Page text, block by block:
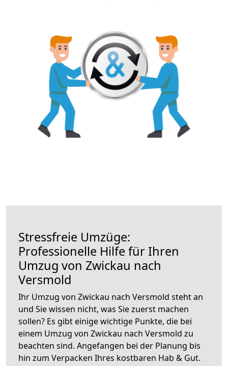
Stressfreie Umzüge:
Professionelle Hilfe für Ihren
Umzug von Zwickau nach
Versmold
Ihr Umzug von Zwickau nach Versmold steht an
und Sie wissen nicht, was Sie zuerst machen
sollen? Es gibt einige wichtige Punkte, die bei
einem Umzug von Zwickau nach Versmold zu
beachten sind. Angefangen bei der Planung bis
hin zum Verpacken Ihres kostbaren Hab & Gut.